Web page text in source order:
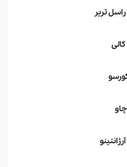
تریر